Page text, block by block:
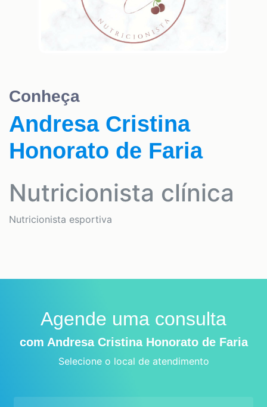
Conheça
Andresa Cristina
Honorato de Faria
Nutricionista clínica
Nutricionista esportiva
Agende uma consulta
com Andresa Cristina Honorato de Faria
Selecione o local de atendimento